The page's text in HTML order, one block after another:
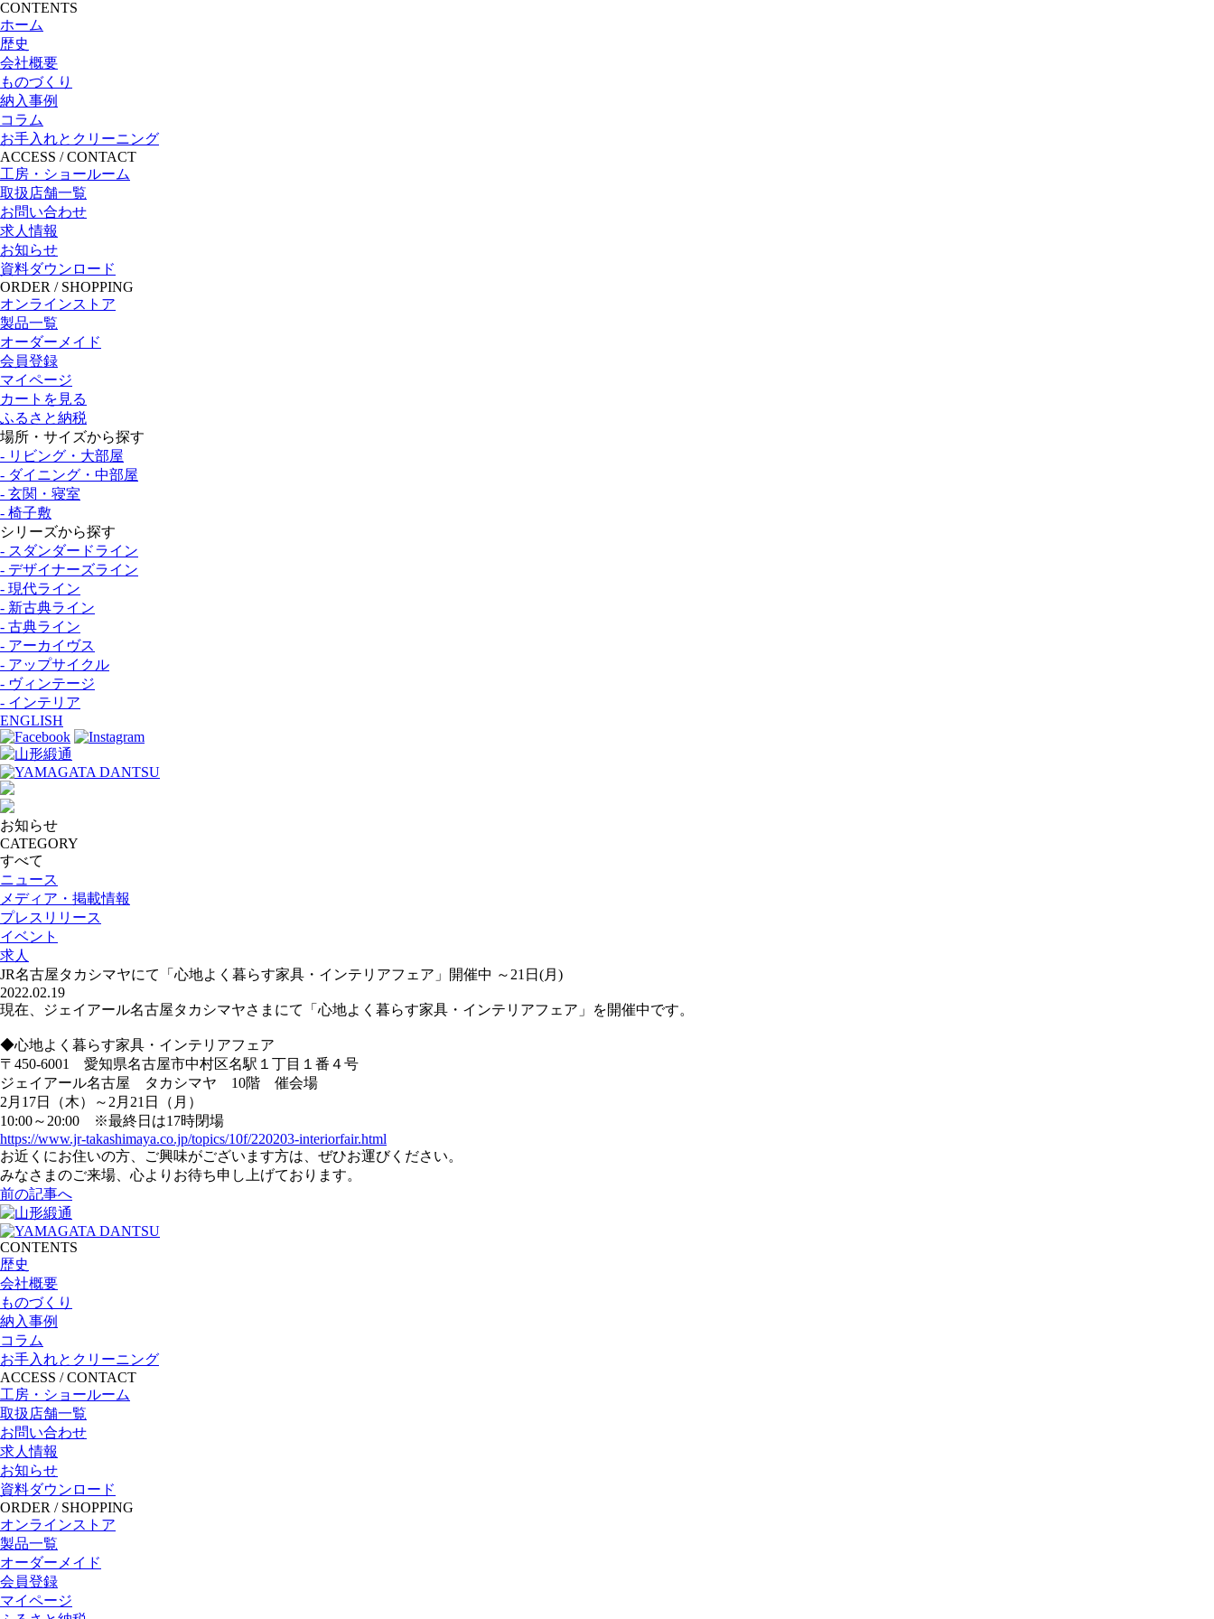
CONTENTS
ホーム
歴史
会社概要
ものづくり
納入事例
コラム
お手入れとクリーニング
ACCESS / CONTACT
工房・ショールーム
取扱店舗一覧
お問い合わせ
求人情報
お知らせ
資料ダウンロード
ORDER / SHOPPING
オンラインストア
製品一覧
オーダーメイド
会員登録
マイページ
カートを見る
ふるさと納税
場所・サイズから探す
- リビング・大部屋
- ダイニング・中部屋
- 玄関・寝室
- 椅子敷
シリーズから探す
- スダンダードライン
- デザイナーズライン
- 現代ライン
- 新古典ライン
- 古典ライン
- アーカイヴス
- アップサイクル
- ヴィンテージ
- インテリア
ENGLISH
お知らせ
CATEGORY
すべて
ニュース
メディア・掲載情報
プレスリリース
イベント
求人
JR名古屋タカシマヤにて「心地よく暮らす家具・インテリアフェア」開催中 ～21日(月)
2022.02.19
現在、ジェイアール名古屋タカシマヤさまにて「心地よく暮らす家具・インテリアフェア」を開催中です。
◆心地よく暮らす家具・インテリアフェア
〒450-6001 愛知県名古屋市中村区名駅１丁目１番４号
ジェイアール名古屋 タカシマヤ 10階 催会場
2月17日（木）～2月21日（月）
10:00～20:00 ※最終日は17時閉場
https://www.jr-takashimaya.co.jp/topics/10f/220203-interiorfair.html
お近くにお住いの方、ご興味がございます方は、ぜひお運びください。
みなさまのご来場、心よりお待ち申し上げております。
前の記事へ
CONTENTS
歴史
会社概要
ものづくり
納入事例
コラム
お手入れとクリーニング
ACCESS / CONTACT
工房・ショールーム
取扱店舗一覧
お問い合わせ
求人情報
お知らせ
資料ダウンロード
ORDER / SHOPPING
オンラインストア
製品一覧
オーダーメイド
会員登録
マイページ